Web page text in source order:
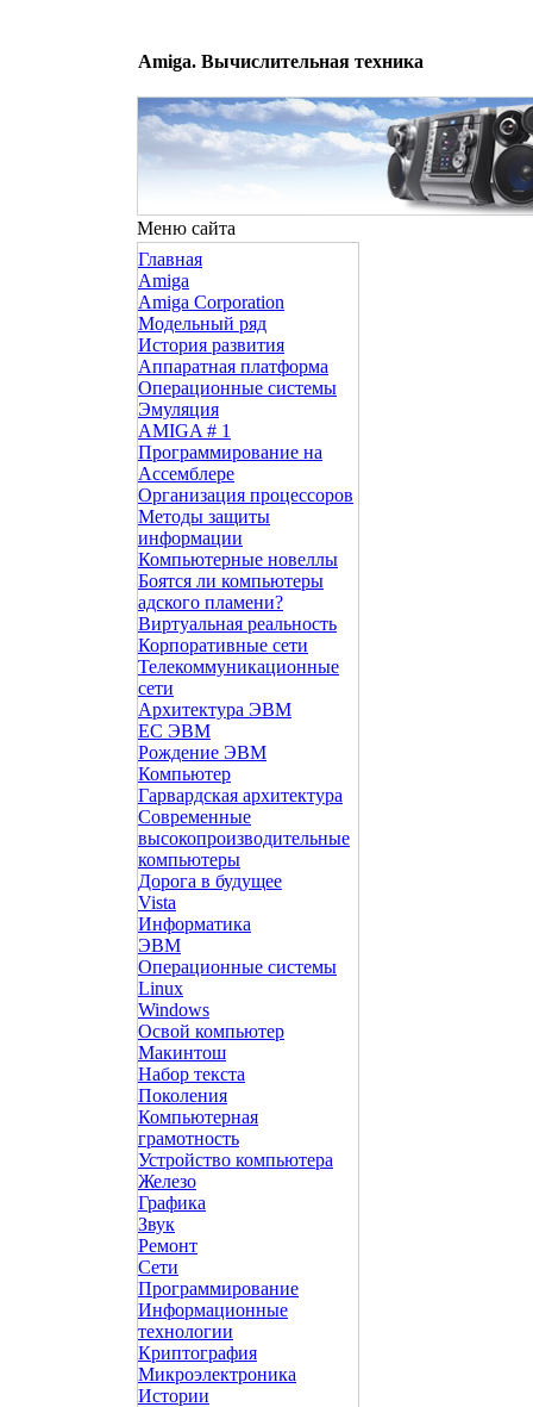
Amiga. Вычислительная техника
Меню сайта
Главная
Amiga
Amiga Corporation
Модельный ряд
История развития
Аппаратная платформа
Операционные системы
Эмуляция
AMIGA # 1
Программирование на
Ассемблере
Организация процессоров
Методы защиты
информации
Компьютерные новеллы
Боятся ли компьютеры
адского пламени?
Виртуальная реальность
Корпоративные сети
Телекоммуникационные
сети
Архитектура ЭВМ
ЕС ЭВМ
Рождение ЭВМ
Компьютер
Гарвардская архитектура
Современные
высокопроизводительные
компьютеры
Дорога в будущее
Vista
Инфоpматика
ЭВМ
Операционные системы
Linux
Windows
Освой компьютер
Макинтош
Набор текста
Поколения
Компьютерная
грамотность
Устройство компьютера
Железо
Графика
Звук
Ремонт
Сети
Программирование
Информационные
технологии
Криптография
Микроэлектроника
Истории